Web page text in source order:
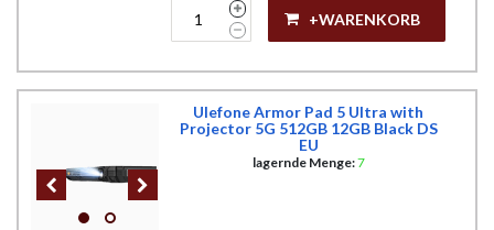
+WARENKORB
Ulefone Armor Pad 5 Ultra with
Projector 5G 512GB 12GB Black DS
EU
lagernde Menge:7